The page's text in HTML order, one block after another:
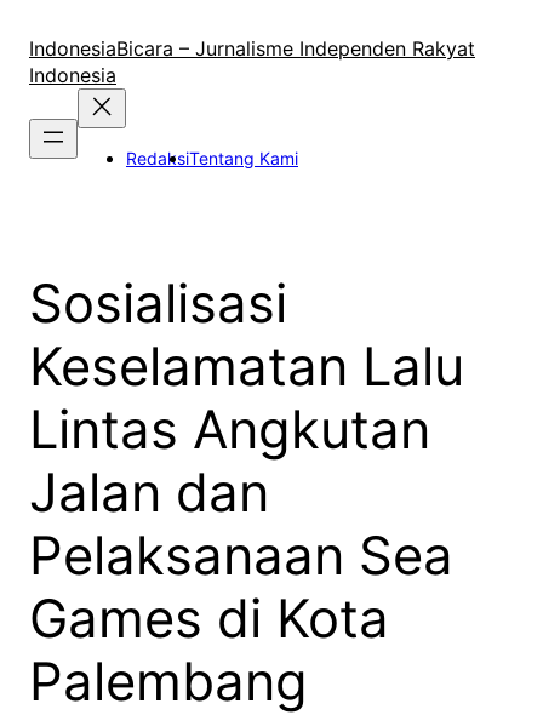
konten
IndonesiaBicara – Jurnalisme Independen Rakyat
Indonesia
RedaksiTentang Kami
Sosialisasi
Keselamatan Lalu
Lintas Angkutan
Jalan dan
Pelaksanaan Sea
Games di Kota
Palembang